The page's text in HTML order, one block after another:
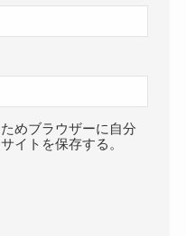
めブラウザーに自分
イトを保存する。